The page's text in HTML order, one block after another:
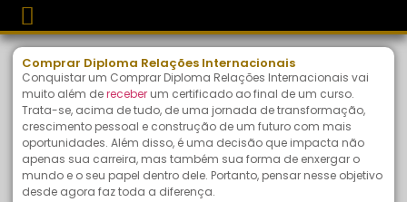
Comprar Diploma Relações Internacionais
Conquistar um Comprar Diploma Relações Internacionais vai
muito além dereceber um certificado ao final de um curso.
Trata-se, acima de tudo, de uma jornada de transformação,
crescimento pessoal e construção de um futuro com mais
oportunidades. Além disso, é uma decisão que impacta não
apenas sua carreira, mas também sua forma de enxergar o
mundo e o seu papel dentro dele. Portanto, pensar nesse objetivo
desde agora faz toda a diferença.